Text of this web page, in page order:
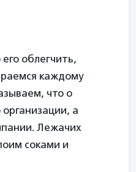
облегчить,
каждому
что о
а
Лежачих
соками и